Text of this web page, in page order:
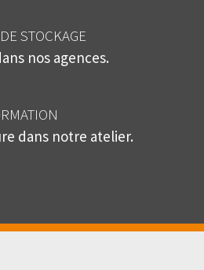
STOCKAGE
nos agences.
dans notre atelier.